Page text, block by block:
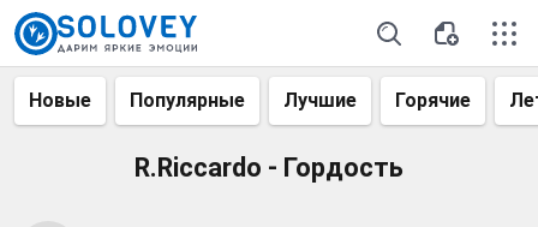
Новые Популярные Лучшие Горячие
R.Riccardo - Гордость